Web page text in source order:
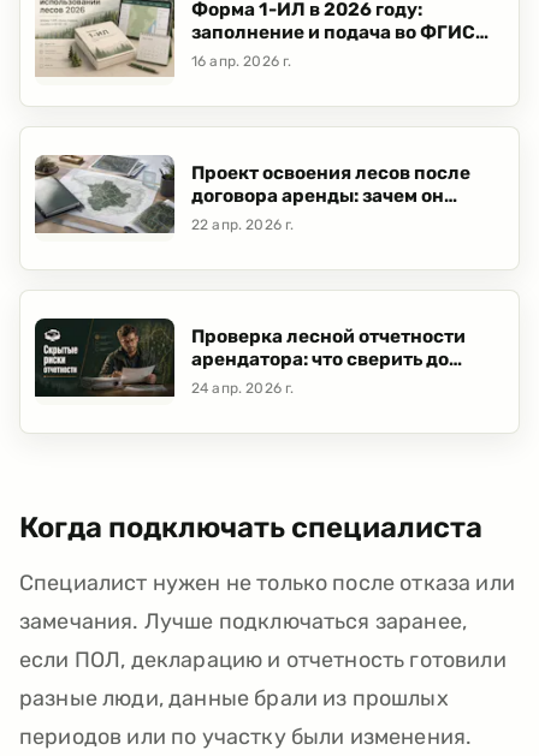
Форма 1-ИЛ в 2026 году:
заполнение и подача во ФГИС
ЛК
16 апр. 2026 г.
Проект освоения лесов после
договора аренды: зачем он
нужен и что делать арендатору
22 апр. 2026 г.
Проверка лесной отчетности
арендатора: что сверить до
сдачи и где прячутся скрытые
24 апр. 2026 г.
Когда подключать специалиста
Специалист нужен не только после отказа или
замечания. Лучше подключаться заранее,
если ПОЛ, декларацию и отчетность готовили
разные люди, данные брали из прошлых
периодов или по участку были изменения.